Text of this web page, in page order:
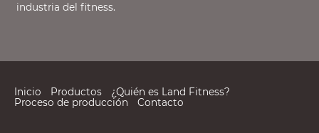
industria del fitness.
Inicio Productos
¿Quién es Land Fitness?
Proceso de producción
Contacto